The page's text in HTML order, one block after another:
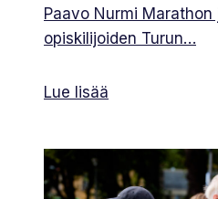
Paavo Nurmi
opiskilijoiden Turun…
Lue lisää